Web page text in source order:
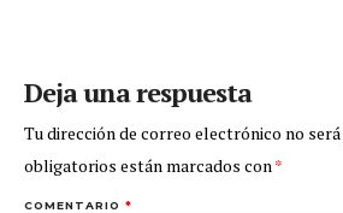
Deja una respuesta
Tu dirección de correo electrónico no
obligatorios están marcados con *
COMENTARIO *